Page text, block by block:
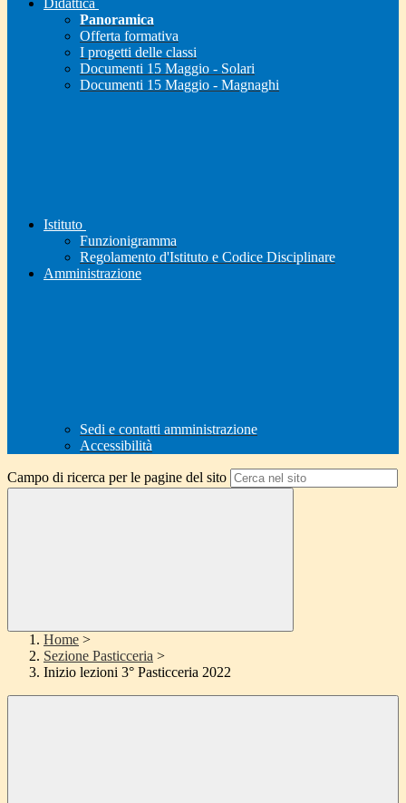
Didattica
Panoramica
Offerta formativa
I progetti delle classi
Documenti 15 Maggio - Solari
Documenti 15 Maggio - Magnaghi
Istituto
Funzionigramma
Regolamento d'Istituto e Codice Disciplinare
Amministrazione
Sedi e contatti amministrazione
Accessibilità
Campo di ricerca per le pagine del sito
Home >
Sezione Pasticceria >
Inizio lezioni 3° Pasticceria 2022